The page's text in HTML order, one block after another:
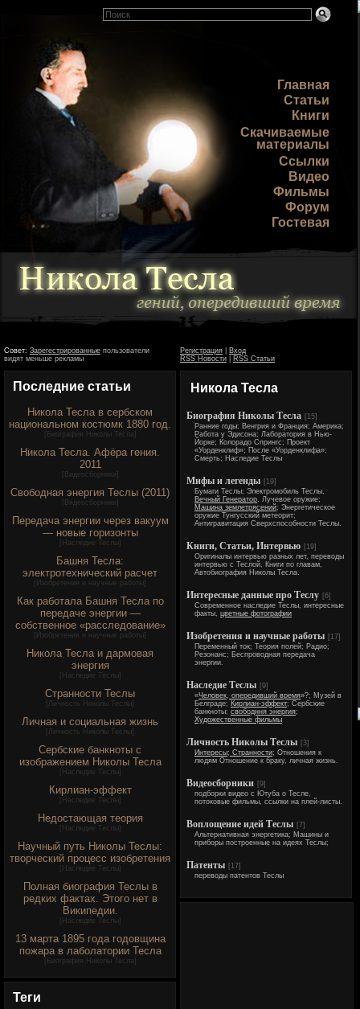
Главная
Статьи
Книги
Скачиваемые
материалы
Ссылки
Видео
Фильмы
Форум
Гостевая
Совет: Зарегестрированные пользователи
видят меньше рекламы
Регистрация
Вход
RSS Новости
RSS Статьи
Последние статьи
Никола Тесла в сербском
национальном костюмк 1880 год.
Биография Николы Тесла
Никола Тесла. Афёра гения.
2011
Видеосборники
Свободная энергия Теслы (2011)
Видеосборники
Передача энергии через вакуум
— новые горизонты
Наследие Теслы]
Башня Тесла:
электротехнический расчет
Изобретения и научные работы
Как работала Башня Тесла по
передаче энергии —
собственное «расследование»
Изобретения и научные работы
Никола Тесла и дармовая
энергия
Наследие Теслы]
Странности Теслы
Личность Николы Теслы
Личная и социальная жизнь
Личность Николы Теслы
Сербские банкноты с
изображением Николы Тесла
Наследие Теслы]
Кирлиан-эффект
Наследие Теслы]
Недостающая теория
Наследие Теслы]
Научный путь Николы Теслы:
творческий процесс изобретения
Наследие Теслы]
Полная биография Теслы в
редких фактах. Этого нет в
Википедии.
Наследие Теслы]
13 марта 1895 года годовщина
пожара в лаболатории Тесла
Биография Николы Тесла
Теги
Никола Тесла
Биография Николы Тесла [15]
Ранние годы; Венгрия и Франция; Америка;
Работа у Эдисона; Лаборатория в Нью-
Йорке; Колорадо Спрингс; Проект
«Уорденклиф»; После «Уорденклифа»;
Смерть; Наследие Теслы
Мифы и легенды [19]
Бумаги Теслы; Электромобиль Теслы,
Вечный Генератор, Лучевое оружие;
Машина землетрясений; Энергетическое
оружие Тунгусский метеорит;
Антигравитация Сверхспособности Теслы.
Книги, Статьи, Интервью [19]
Оригиналы интервью разных лет, переводы
интервью с Теслой, Книги по главам,
Автобиография Николы Тесла.
Интересные данные про Теслу [6]
Современное наследие Теслы, интересные
факты, цветные фотографии
Изобретения и научные работы [17]
Переменный ток; Теория полей; Радио;
Резонанс; Беспроводная передача
энергии.
Наследие Теслы [9]
«Человек, опередивший время»?; Музей в
Белграде; Кирлиан-эффект; Сербские
банкноты; свободння энергия;
Художественные фильмы
Личность Николы Теслы [3]
Интересы; Странности; Отношения к
людям Отношение к браку, личная жизнь.
Видеосборники [9]
подборки видео с Ютуба о Тесле,
потоковые фильмы, ссылки на плей-листы.
Воплощение идей Теслы [7]
Альтернативная энергетика; Машины и
приборы построенные на идеях Теслы;
Патенты [17]
переводы патентов Теслы